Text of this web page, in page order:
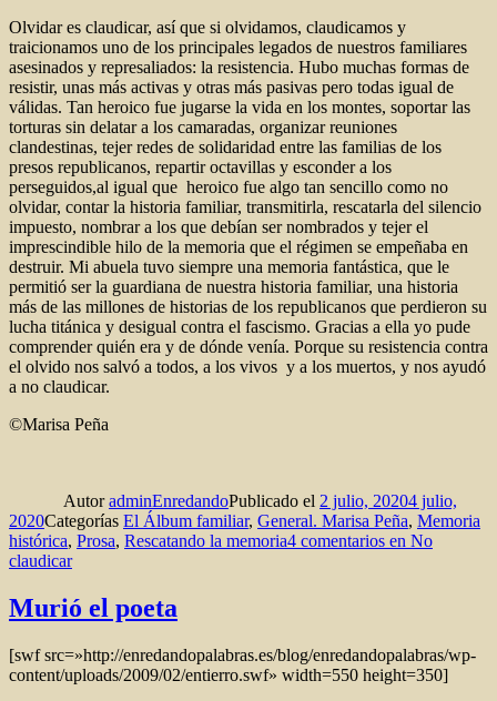
Olvidar es claudicar, así que si olvidamos, claudicamos y
traicionamos uno de los principales legados de nuestros familiares
asesinados y represaliados: la resistencia. Hubo muchas formas de
resistir, unas más activas y otras más pasivas pero todas igual de
válidas. Tan heroico fue jugarse la vida en los montes, soportar las
torturas sin delatar a los camaradas, organizar reuniones
clandestinas, tejer redes de solidaridad entre las familias de los
presos republicanos, repartir octavillas y esconder a los
perseguidos,al igual que heroico fue algo tan sencillo como no
olvidar, contar la historia familiar, transmitirla, rescatarla del silencio
impuesto, nombrar a los que debían ser nombrados y tejer el
imprescindible hilo de la memoria que el régimen se empeñaba en
destruir. Mi abuela tuvo siempre una memoria fantástica, que le
permitió ser la guardiana de nuestra historia familiar, una historia
más de las millones de historias de los republicanos que perdieron su
lucha titánica y desigual contra el fascismo. Gracias a ella yo pude
comprender quién era y de dónde venía. Porque su resistencia contra
el olvido nos salvó a todos, a los vivos y a los muertos, y nos ayudó
a no claudicar.
©Marisa Peña
AutoradminEnredandoPublicado el 2 julio, 20204 julio,
2020Categorías El Álbum familiar, General. Marisa Peña, Memoria
histórica, Prosa, Rescatando la memoria4 comentarios en No
claudicar
Murió el poeta
[swf src=»http://enredandopalabras.es/blog/enredandopalabras/wp-
content/uploads/2009/02/entierro.swf» width=550 height=350]